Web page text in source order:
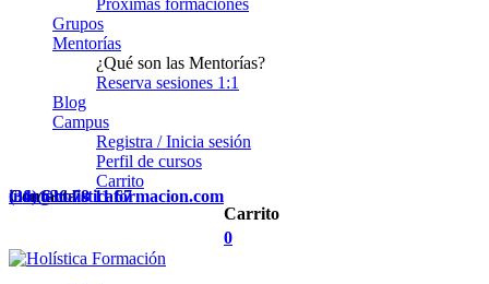
Próximas formaciones
Grupos
Mentorías
¿Qué son las Mentorías?
Reserva sesiones 1:1
Blog
Campus
Registra / Inicia sesión
Perfil de cursos
Carrito
Contacta
(34) 636 78 11 67
info@holisticaformacion.com
Carrito
0